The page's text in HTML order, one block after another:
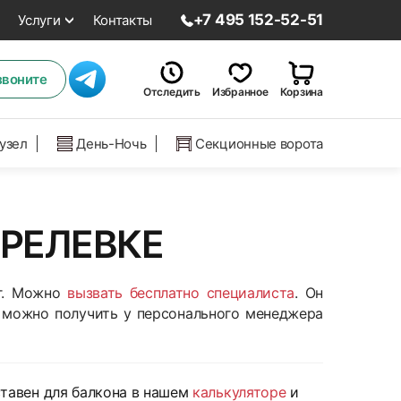
Услуги Контакты +7 495 152-52-51
Отследить Избранное Корзина
День-Ночь Секционные ворота
Можно вызвать бесплатно специалиста. Он
получить у персонального менеджера
для балкона в нашем калькулятореи